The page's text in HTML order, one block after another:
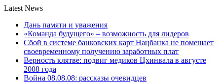
Latest News
Дань памяти и уважения
«Команда будущего» – возможность для лидеров
Сбой в системе банковских карт Нацбанка не помешает
своевременному получению заработных плат
Верность клятве: подвиг медиков Цхинвала в августе
2008 года
Война 08.08.08: рассказы очевидцев